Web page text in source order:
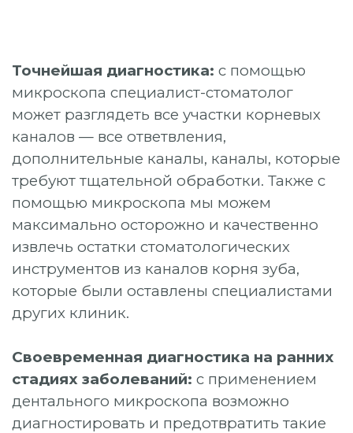
Точнейшая диагностика: с помощью
микроскопа специалист-стоматолог
может разглядеть все участки корневых
каналов — все ответвления,
дополнительные каналы, каналы, которые
требуют тщательной обработки. Также с
помощью микроскопа мы можем
максимально осторожно и качественно
извлечь остатки стоматологических
инструментов из каналов корня зуба,
которые были оставлены специалистами
других клиник.
Своевременная диагностика на ранних
стадиях заболеваний: с применением
дентального микроскопа возможно
диагностировать и предотвратить такие